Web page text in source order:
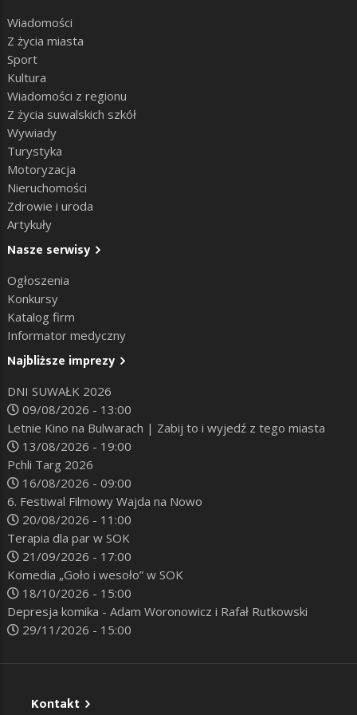
Wiadomości
Z życia miasta
Sport
Kultura
Wiadomości z regionu
Z życia suwalskich szkół
Wywiady
Turystyka
Motoryzacja
Nieruchomości
Zdrowie i uroda
Artykuły
Nasze serwisy
Ogłoszenia
Konkursy
Katalog firm
Informator medyczny
Najbliższe imprezy
DNI SUWAŁK 2026
09/08/2026 - 13:00
Letnie Kino na Bulwarach | Zabij to i wyjedź z tego miasta
13/08/2026 - 19:00
Pchli Targ 2026
16/08/2026 - 09:00
6. Festiwal Filmowy Wajda na Nowo
20/08/2026 - 11:00
Terapia dla par w SOK
21/09/2026 - 17:00
Komedia „Goło i wesoło” w SOK
18/10/2026 - 15:00
Depresja komika - Adam Woronowicz i Rafał Rutkowski
29/11/2026 - 15:00
Kontakt